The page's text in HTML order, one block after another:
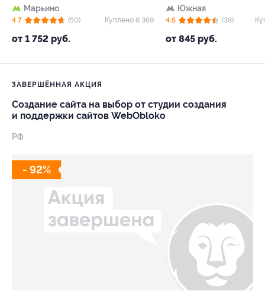
Марьино
от 1 752 руб.
4.7 (50) Куплено 8 369
Южная
от 845 руб.
4.5 (38)
ЗАВЕРШЁННАЯ АКЦИЯ
Создание сайта на выбор от студии создания
и поддержки сайтов WebObloko
РФ
- 92%